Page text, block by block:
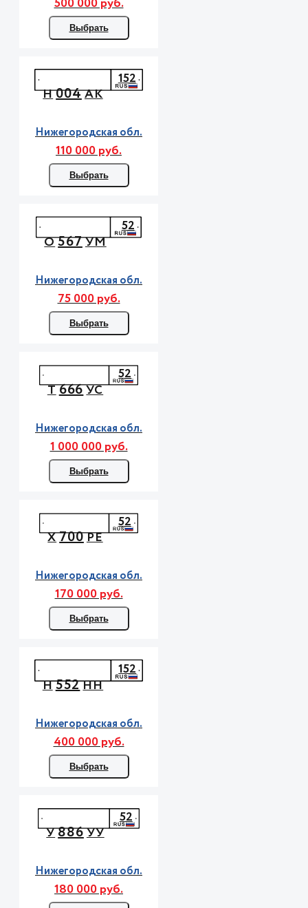
Выбрать
Н004АК
152
Нижегородская обл.
110 000 руб.
Выбрать
О567УМ
52
Нижегородская обл.
75 000 руб.
Выбрать
Т666УС
52
Нижегородская обл.
1 000 000 руб.
Выбрать
Х700РЕ
52
Нижегородская обл.
170 000 руб.
Выбрать
Н552НН
152
Нижегородская обл.
400 000 руб.
Выбрать
У886УУ
52
Нижегородская обл.
180 000 руб.